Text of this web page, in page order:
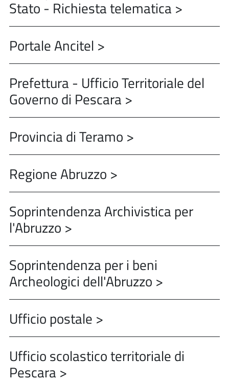
Stato - Richiesta telematica >
Portale Ancitel >
Prefettura - Ufficio Territoriale del
Governo di Pescara >
Provincia di Teramo >
Regione Abruzzo >
Soprintendenza Archivistica per
l'Abruzzo >
Soprintendenza per i beni
Archeologici dell'Abruzzo >
Ufficio postale >
Ufficio scolastico territoriale di
Pescara >